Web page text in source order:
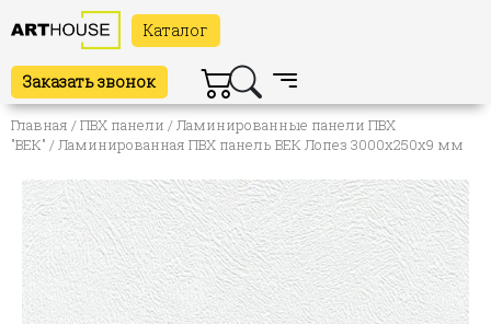
Каталог
Заказать звонок
Главная /ПВХ панели /Ламинированные панели ПВХ
"ВЕК" / Ламинированная ПВХ панель ВЕК Лопез 3000х250х9 мм